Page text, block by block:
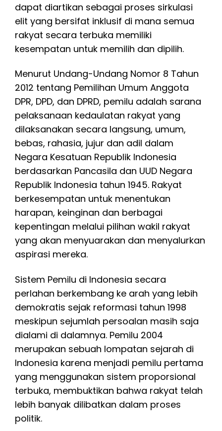
dapat diartikan sebagai proses sirkulasi
elit yang bersifat inklusif di mana semua
rakyat secara terbuka memiliki
kesempatan untuk memilih dan dipilih.
Menurut Undang-Undang Nomor 8 Tahun
2012 tentang Pemilihan Umum Anggota
DPR, DPD, dan DPRD, pemilu adalah sarana
pelaksanaan kedaulatan rakyat yang
dilaksanakan secara langsung, umum,
bebas, rahasia, jujur dan adil dalam
Negara Kesatuan Republik Indonesia
berdasarkan Pancasila dan UUD Negara
Republik Indonesia tahun 1945. Rakyat
berkesempatan untuk menentukan
harapan, keinginan dan berbagai
kepentingan melalui pilihan wakil rakyat
yang akan menyuarakan dan menyalurkan
aspirasi mereka.
Sistem Pemilu di Indonesia secara
perlahan berkembang ke arah yang lebih
demokratis sejak reformasi tahun 1998
meskipun sejumlah persoalan masih saja
dialami di dalamnya. Pemilu 2004
merupakan sebuah lompatan sejarah di
Indonesia karena menjadi pemilu pertama
yang menggunakan sistem proporsional
terbuka, membuktikan bahwa rakyat telah
lebih banyak dilibatkan dalam proses
politik.